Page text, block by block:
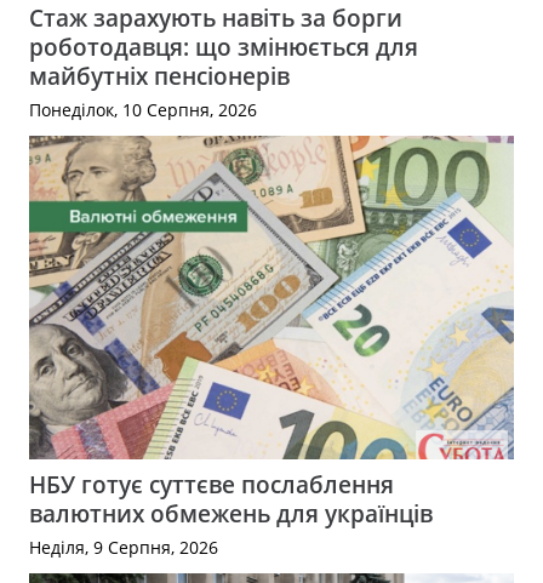
Стаж зарахують навіть за борги
роботодавця: що змінюється для
майбутніх пенсіонерів
Понеділок, 10 Серпня, 2026
НБУ готує суттєве послаблення
валютних обмежень для українців
Неділя, 9 Серпня, 2026